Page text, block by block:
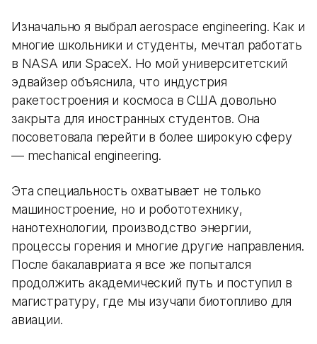
Изначально я выбрал aerospace engineering. Как и
многие школьники и студенты, мечтал работать
в NASA или SpaceX. Но мой университетский
эдвайзер объяснила, что индустрия
ракетостроения и космоса в США довольно
закрыта для иностранных студентов. Она
посоветовала перейти в более широкую сферу
— mechanical engineering.
Эта специальность охватывает не только
машиностроение, но и робототехнику,
нанотехнологии, производство энергии,
процессы горения и многие другие направления.
После бакалавриата я все же попытался
продолжить академический путь и поступил в
магистратуру, где мы изучали биотопливо для
авиации.